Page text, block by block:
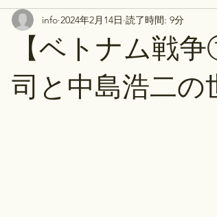
マ べらぼう 光る君へ 鎌倉殿の
司と中島浩二の世界史ch 総理大臣列伝
【ベトナム戦
司と中島浩二の
info 2024年2月14日 読了時間: 9分